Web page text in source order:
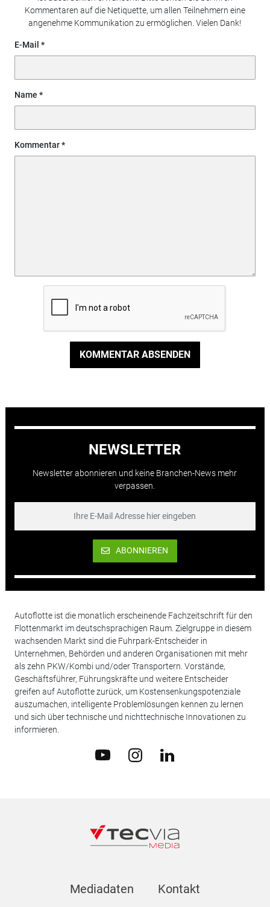
Kommentaren auf die Netiquette, um allen Teilnehmern eine
angenehme Kommunikation zu ermöglichen. Vielen Dank!
E-Mail
Name
Kommentar
KOMMENTAR ABSENDEN
NEWSLETTER
Newsletter abonnieren und keine Branchen-News mehr
verpassen.
ABONNIEREN
Autoflotte ist die monatlich erscheinende Fachzeitschrift für den
Flottenmarkt im deutschsprachigen Raum. Zielgruppe in diesem
wachsenden Markt sind die Fuhrpark-Entscheider in
Unternehmen, Behörden und anderen Organisationen mit mehr
als zehn PKW/Kombi und/oder Transportern. Vorstände,
Geschäftsführer, Führungskräfte und weitere Entscheider
greifen auf Autoflotte zurück, um Kostensenkungspotenziale
auszumachen, intelligente Problemlösungen kennen zu lernen
und sich über technische und nichttechnische Innovationen zu
informieren.
Mediadaten Kontakt